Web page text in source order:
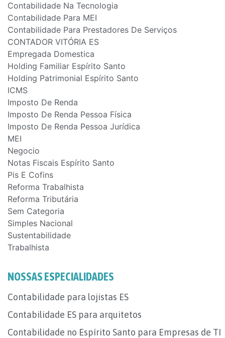
Contabilidade Na Tecnologia
Contabilidade Para MEI
Contabilidade Para Prestadores De Serviços
CONTADOR VITÓRIA ES
Empregada Domestica
Holding Familiar Espírito Santo
Holding Patrimonial Espírito Santo
ICMS
Imposto De Renda
Imposto De Renda Pessoa Física
Imposto De Renda Pessoa Jurídica
MEI
Negocio
Notas Fiscais Espírito Santo
Pis E Cofins
Reforma Trabalhista
Reforma Tributária
Sem Categoria
Simples Nacional
Sustentabilidade
Trabalhista
NOSSAS ESPECIALIDADES
Contabilidade para lojistas ES
Contabilidade ES para arquitetos
Contabilidade no Espírito Santo para Empresas de TI